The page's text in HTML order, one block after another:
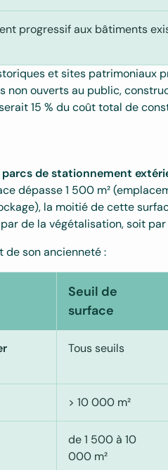
progressif aux bâtiments
et sites patrimoniaux
ouverts au public,
15 % du coût total de
parcs de stationnement
dépasse 1 500 m²
la moitié de cette
de la végétalisation, soit
de son ancienneté :
Seuil de
surface
Tous seuils
> 10 000 m²
de 1 500 à 10
000 m²